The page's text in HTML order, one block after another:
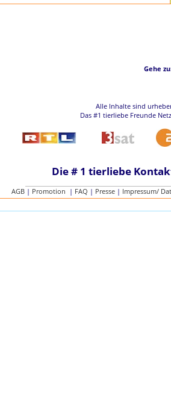
Gehe
Alle Inhalte sind
Das #1 tierliebe Freunde
Die # 1 tierliebe
AGB | Promotion | FAQ | Presse | Impressum/